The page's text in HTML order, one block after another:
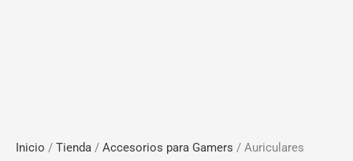
Inicio / Tienda / Accesorios para Gamers / Auriculares